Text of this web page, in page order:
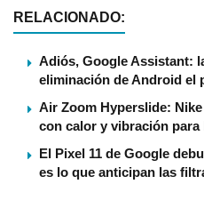
RELACIONADO:
Adiós, Google Assistant:
eliminación de Android el
Air Zoom Hyperslide:
con calor y vibración para
El Pixel 11 de Google
es lo que anticipan las